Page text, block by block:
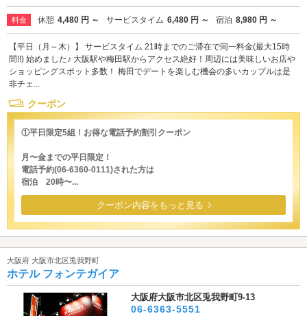
料金 休憩 4,480 円 ～ サービスタイム 6,480 円 ～ 宿泊 8,980 円 ～
【平日（月～木）】 サービスタイム 21時までのご滞在で同一料金(最大15時
間!!) 始めました♪ 大阪駅や梅田駅からアクセス絶好！周辺には美味しいお店や
ショッピングスポット多数！ 梅田でデートを楽しむ機会の多いカップルは是
非チェ...
クーポン
①平日限定5組！お得な電話予約割引クーポン
月〜金までの平日限定！
電話予約(06-6360-0111)された方は
宿泊 20時〜...
クーポン内容をもっと見る
大阪府 大阪市北区兎我野町
ホテル フォンテガイア
大阪府大阪市北区兎我野町9-13
06-6363-5551